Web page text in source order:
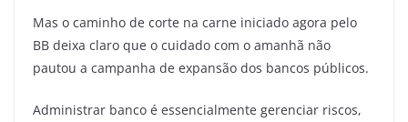
Mas o caminho de corte na carne iniciado agora pelo
BB deixa claro que o cuidado com o amanhã não
pautou a campanha de expansão dos bancos públicos.
Administrar banco é essencialmente gerenciar riscos,